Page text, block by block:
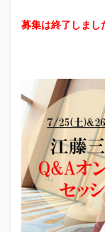
募集は終了しまし